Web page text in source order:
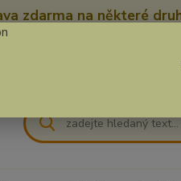
zdarma na některé